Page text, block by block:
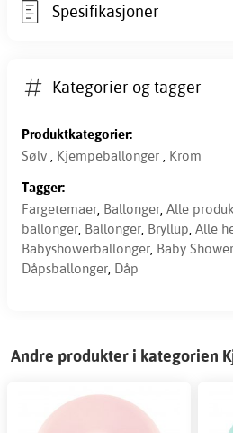
Spesifikasjoner
Kategorier og tagger
Produktkategorier:
Sølv , Kjempeballonger , Krom
Tagger:
Fargetemaer, Ballonger, Alle
ballonger, Ballonger, Bryllup, Alle
Babyshowerballonger, Baby Shower
Dåpsballonger, Dåp
Andre produkter i kategorien